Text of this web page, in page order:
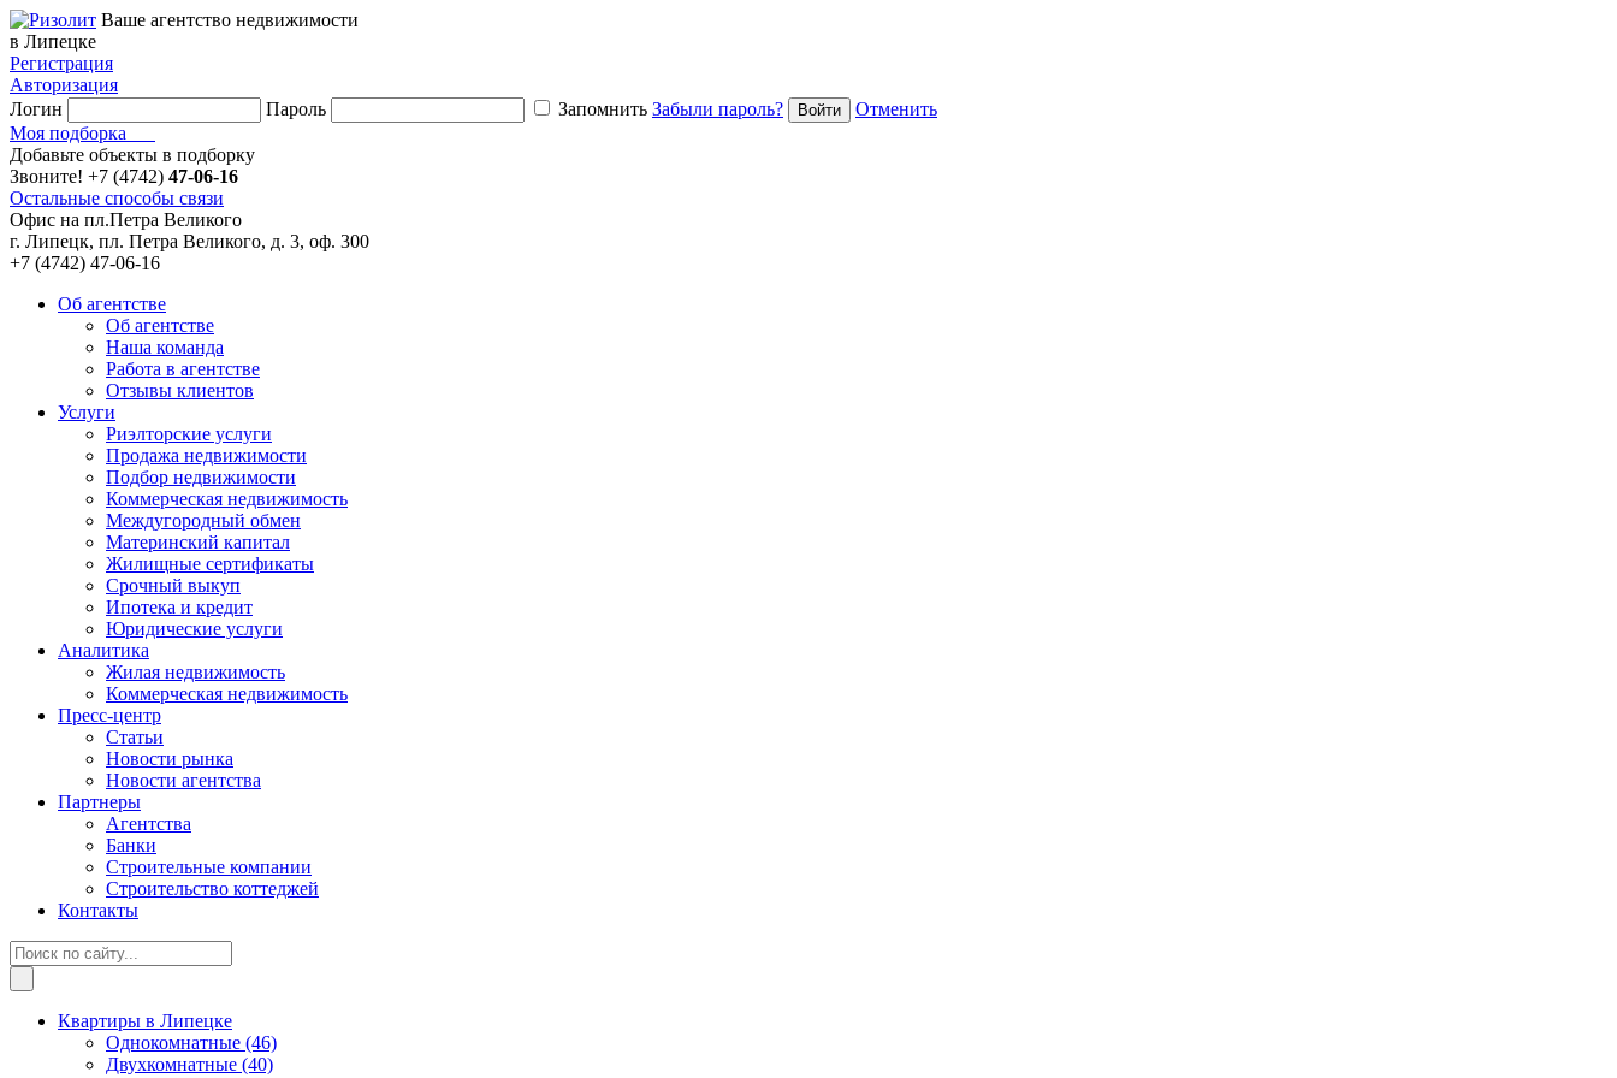
Ваше агентство недвижимости
в Липецке
Регистрация
Авторизация
Логин
Пароль Запомнить Забыли пароль?
Отменить
Моя подборка
Добавьте объекты в подборку
Звоните! +7 (4742) 47-06-16
Остальные способы связи
Офис на пл.Петра Великого
г. Липецк, пл. Петра Великого, д. 3, оф. 300
+7 (4742) 47-06-16
Об агентстве
Об агентстве
Наша команда
Работа в агентстве
Отзывы клиентов
Услуги
Риэлторские услуги
Продажа недвижимости
Подбор недвижимости
Коммерческая недвижимость
Междугородный обмен
Материнский капитал
Жилищные сертификаты
Срочный выкуп
Ипотека и кредит
Юридические услуги
Аналитика
Жилая недвижимость
Коммерческая недвижимость
Пресс-центр
Статьи
Новости рынка
Новости агентства
Партнеры
Агентства
Банки
Строительные компании
Строительство коттеджей
Контакты
Квартиры в Липецке
Однокомнатные (46)
Двухкомнатные (40)